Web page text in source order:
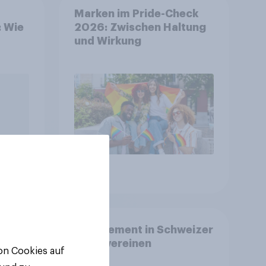
Wie
Marken im Pride-Check
2026: Zwischen Haltung
und Wirkung
Engagement in Schweizer
Sportvereinen
Cookies auf